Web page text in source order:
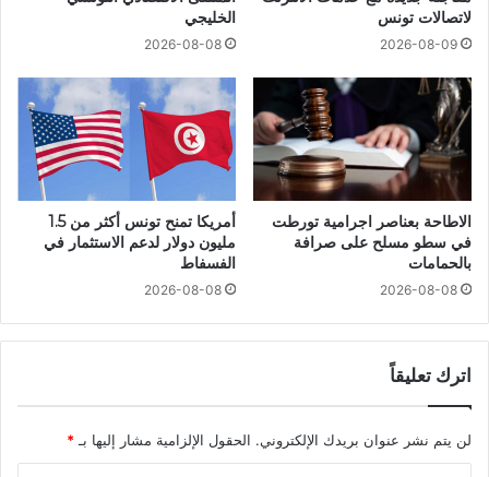
لاتصالات تونس
2026-08-09
الخليجي
2026-08-08
الاطاحة بعناصر اجرامية تورطت
في سطو مسلح على صرافة
بالحمامات
2026-08-08
أمريكا تمنح تونس أكثر من 1.5
مليون دولار لدعم الاستثمار في
الفسفاط
2026-08-08
اترك تعليقاً
لن يتم نشر عنوان بريدك الإلكتروني. الحقول الإلزامية مشار إليها بـ *